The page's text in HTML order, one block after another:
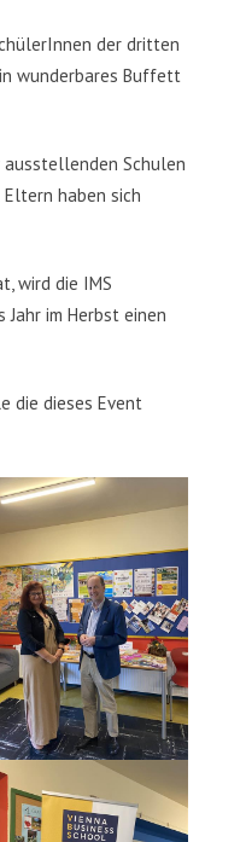
der dritten
wunderbares Buffett
Schulen
haben sich
wird die IMS
im Herbst einen
die dieses Event